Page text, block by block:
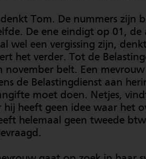
Tom. De nummers zijn
De ene eindigt op 01, de
wel een vergissing zijn,
het verder. Tot de
november belt. Een
de Belastingdienst aan
moet doen. Netjes,
hij heeft geen idee waar het
helemaal geen tweede